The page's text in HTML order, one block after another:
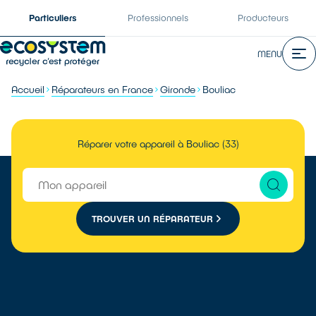
Particuliers Professionnels Producteurs
MENU
Accueil Réparateurs en France Gironde Bouliac
Réparer votre appareil à Bouliac (33)
TROUVER UN RÉPARATEUR